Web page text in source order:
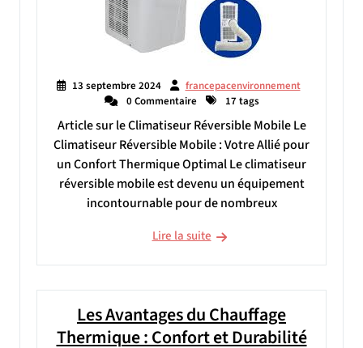
13 septembre 2024
francepacenvironnement
0 Commentaire
17 tags
Article sur le Climatiseur Réversible Mobile Le
Climatiseur Réversible Mobile : Votre Allié pour
un Confort Thermique Optimal Le climatiseur
réversible mobile est devenu un équipement
incontournable pour de nombreux
Lire la suite
Les Avantages du Chauffage
Thermique : Confort et Durabilité